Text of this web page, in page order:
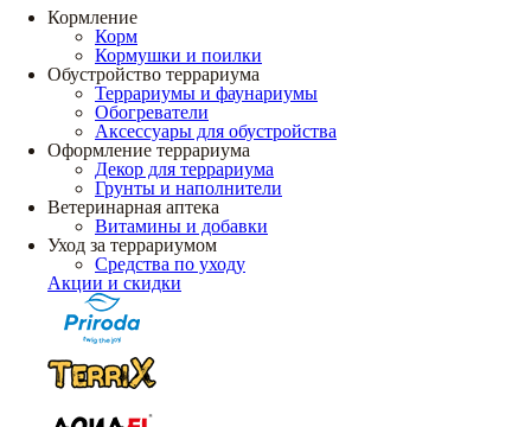
Кормление
Корм
Кормушки и поилки
Обустройство террариума
Террариумы и фаунариумы
Обогреватели
Аксессуары для обустройства
Оформление террариума
Декор для террариума
Грунты и наполнители
Ветеринарная аптека
Витамины и добавки
Уход за террариумом
Средства по уходу
Акции и скидки